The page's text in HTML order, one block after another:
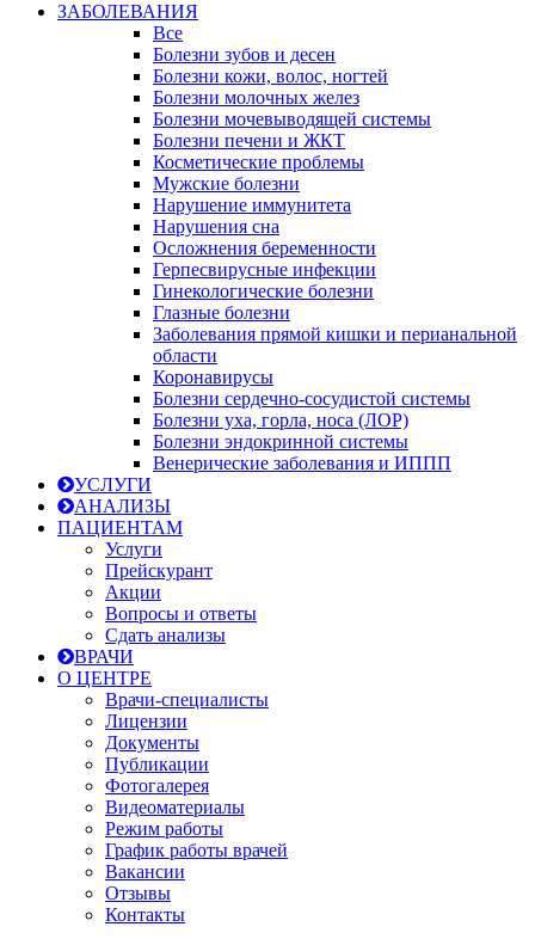
ЗАБОЛЕВАНИЯ
Все
Болезни зубов и десен
Болезни кожи, волос, ногтей
Болезни молочных желез
Болезни мочевыводящей системы
Болезни печени и ЖКТ
Косметические проблемы
Мужские болезни
Нарушение иммунитета
Нарушения сна
Осложнения беременности
Герпесвирусные инфекции
Гинекологические болезни
Глазные болезни
Заболевания прямой кишки и перианальной
области
Коронавирусы
Болезни сердечно-сосудистой системы
Болезни уха, горла, носа (ЛОР)
Болезни эндокринной системы
Венерические заболевания и ИППП
УСЛУГИ
АНАЛИЗЫ
ПАЦИЕНТАМ
Услуги
Прейскурант
Акции
Вопросы и ответы
Сдать анализы
ВРАЧИ
О ЦЕНТРЕ
Врачи-специалисты
Лицензии
Документы
Публикации
Фотогалерея
Видеоматериалы
Режим работы
График работы врачей
Вакансии
Отзывы
Контакты